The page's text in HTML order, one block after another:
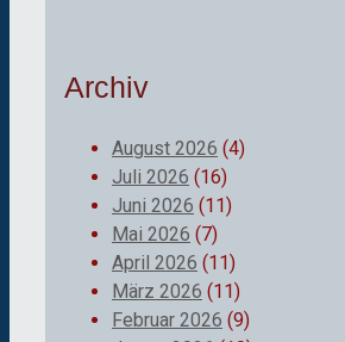
Archiv
August 2026 (4)
Juli 2026 (16)
Juni 2026 (11)
Mai 2026 (7)
April 2026 (11)
März 2026 (11)
Februar 2026 (9)